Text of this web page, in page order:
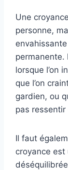
Une
personne,
permanente.
lorsque l’on
que l’on
gardien, ou
pas
Il faut
croyance